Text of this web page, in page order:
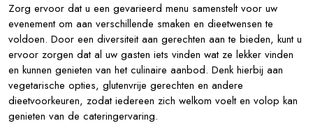
Zorg ervoor dat u een gevarieerd menu samenstelt voor uw
evenement om aan verschillende smaken en dieetwensen te
voldoen. Door een diversiteit aan gerechten aan te bieden, kunt u
ervoor zorgen dat al uw gasten iets vinden wat ze lekker vinden
en kunnen genieten van het culinaire aanbod. Denk hierbij aan
vegetarische opties, glutenvrije gerechten en andere
dieetvoorkeuren, zodat iedereen zich welkom voelt en volop kan
genieten van de cateringervaring.